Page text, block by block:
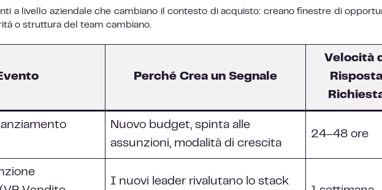
a livello aziendale che cambiano il contesto di acquisto: creano finestre di
o struttura del team cambiano.
Perché Crea un Segnale
Velocità
Risposta
Nuovo budget, spinta alle
assunzioni, modalità di crescita
24–48 ore
I nuovi leader rivalutano lo stack